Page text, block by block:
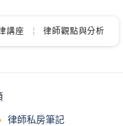
講座 律師觀點與分析
律師私房筆記